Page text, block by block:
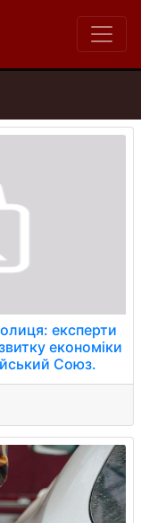
експерти
економіки
Союз.